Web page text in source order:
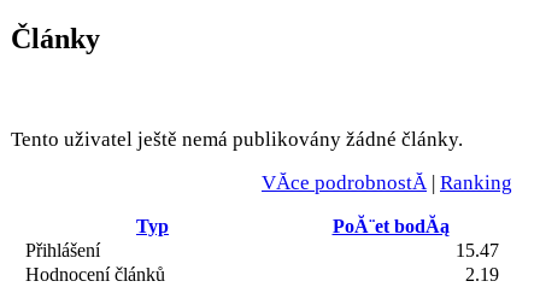
Články
Tento uživatel ještě nemá publikovány žádné články.
VĂ­ce podrobnostĂ­ Ranking
Typ
PoĂ¨et bodĂą
Přihlášení
15.47
Hodnocení článků
2.19